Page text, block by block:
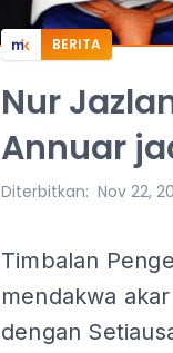
BERITA
Nur
Annuar
Diterbitkan: Nov 22,
Timbalan
mendakwa
dengan